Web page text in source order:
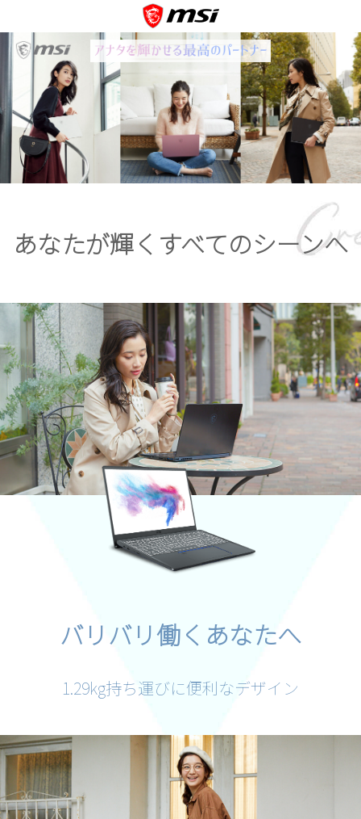
あなたが輝くすべてのシーンへ
バリバリ働くあなたへ
1.29kg持ち運びに便利なデザイン